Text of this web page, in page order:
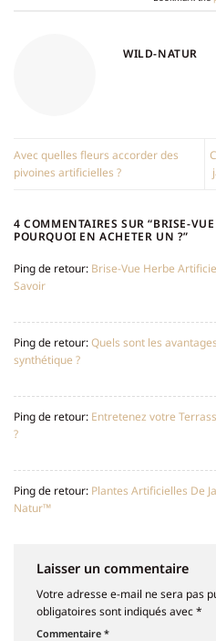
WILD-NATUR
Avec quelles fleurs accorder des
pivoines artificielles ?
4 COMMENTAIRES SUR “BRISE-
POURQUOI EN ACHETER UN ?”
Ping de retour: Brise-Vue Herbe
Savoir
Ping de retour:Quels sont les
synthétique ?
Ping de retour: Entretenez votre
?
Ping de retour: Plantes Artificielles De
Natur™
Laisser un commentaire
Votre adresse e-mail ne sera pas
obligatoires sont indiqués avec*
Commentaire *